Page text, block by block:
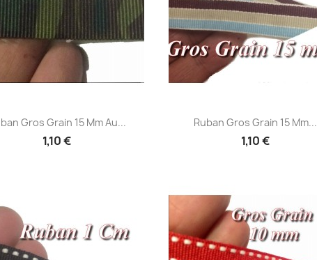
Aperçu rapide
Gros Grain 15 Mm Au...
1,10 €
Aperçu rapide
Ruban Gros Grain 15 Mm...
1,10 €